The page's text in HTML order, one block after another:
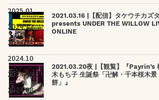
2025.01
2024.12
2024.11
2024.10
2024.09
2024.08
2021.03.16 |【配信】タケウチカズタ
presents UNDER THE WILLOW
ONLINE
2021.03.20夜 |【観覧】『Payrin’s
木もち子 生誕祭「卍解・千本桜木景
餅」』